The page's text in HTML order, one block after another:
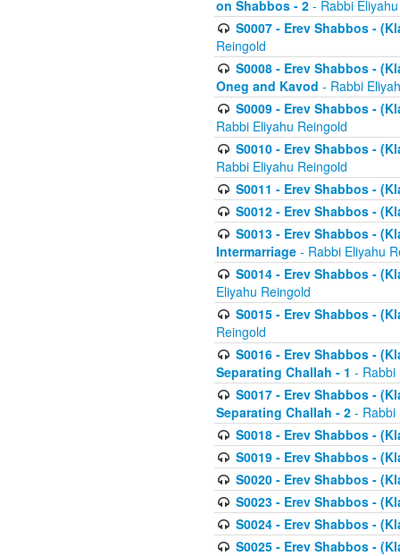
on Shabbos - 2 - Rabbi
S0007 - Erev Shabbos -
Reingold
S0008 - Erev Shabbos -
Oneg and Kavod - Rabbi
S0009 - Erev Shabbos -
Rabbi Eliyahu Reingold
S0010 - Erev Shabbos -
Rabbi Eliyahu Reingold
S0011 - Erev Shabbos -
S0012 - Erev Shabbos -
S0013 - Erev Shabbos -
Intermarriage - Rabbi Eliyahu
S0014 - Erev Shabbos -
Eliyahu Reingold
S0015 - Erev Shabbos -
Reingold
S0016 - Erev Shabbos -
Separating Challah - 1 - Rabbi
S0017 - Erev Shabbos -
Separating Challah - 2 - Rabbi
S0018 - Erev Shabbos -
S0019 - Erev Shabbos -
S0020 - Erev Shabbos -
S0023 - Erev Shabbos -
S0024 - Erev Shabbos -
S0025 - Erev Shabbos -